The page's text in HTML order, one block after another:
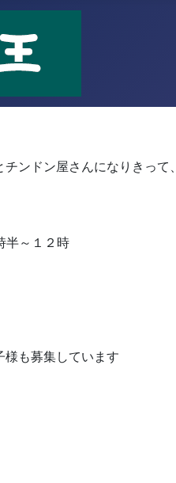
チンドン屋さんになりきっ
～１２時
も募集しています